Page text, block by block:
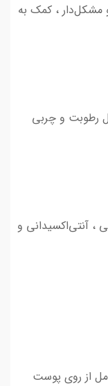
، کمک به
رطوبت و چربی
آنتی‌اکسیدانی و
از روی پوست